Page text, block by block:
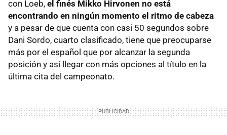
con Loeb, el finés Mikko Hirvonen no está
encontrando en ningún momento el ritmo de cabeza
y a pesar de que cuenta con casi 50 segundos sobre
Dani Sordo, cuarto clasificado, tiene que preocuparse
más por el español que por alcanzar la segunda
posición y así llegar con más opciones al título en la
última cita del campeonato.